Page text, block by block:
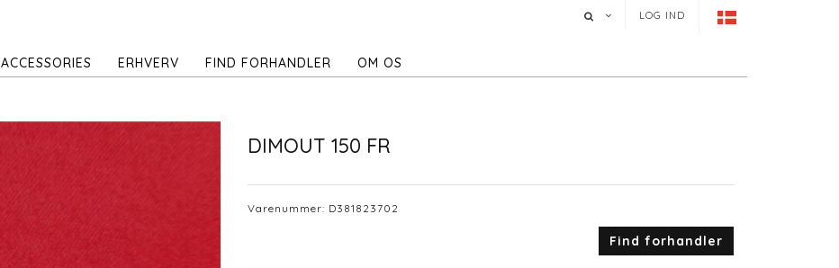
LOG IND
ACCESSORIES ERHVERV FIND FORHANDLER OM OS
DIMOUT 150 FR
Varenummer: D381823702
Find forhandler